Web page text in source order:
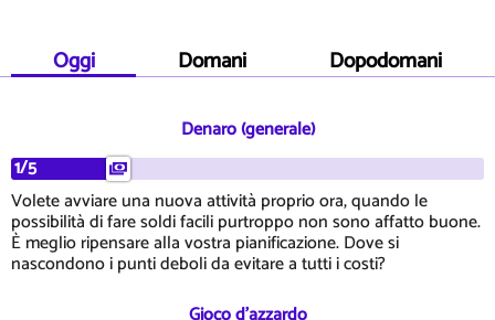
Oggi Domani Dopodomani
Denaro (generale)
1/5
Volete avviare una nuova attività proprio ora, quando le
possibilità di fare soldi facili purtroppo non sono affatto buone.
È meglio ripensare alla vostra pianificazione. Dove si
nascondono i punti deboli da evitare a tutti i costi?